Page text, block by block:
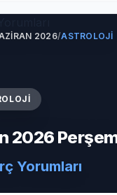
2026/ASTROLOJI
2026
Yorumları